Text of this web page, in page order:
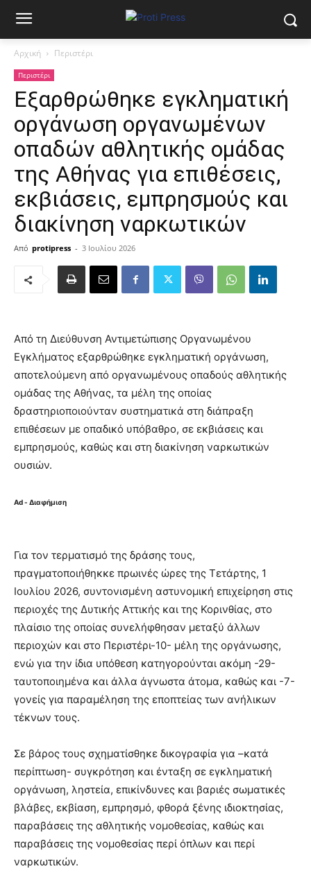
Αρχική Περιστέρι
Περιστέρι
Εξαρθρώθηκε εγκληματική
οργάνωση οργανωμένων
οπαδών αθλητικής ομάδας
της Αθήνας για επιθέσεις,
εκβιάσεις, εμπρησμούς και
διακίνηση ναρκωτικών
Από protipress - 3 Ιουλίου 2026
Από τη Διεύθυνση Αντιμετώπισης Οργανωμένου
Εγκλήματος εξαρθρώθηκε εγκληματική οργάνωση,
αποτελούμενη από οργανωμένους οπαδούς αθλητικής
ομάδας της Αθήνας, τα μέλη της οποίας
δραστηριοποιούνταν συστηματικά στη διάπραξη
επιθέσεων με οπαδικό υπόβαθρο, σε εκβιάσεις και
εμπρησμούς, καθώς και στη διακίνηση ναρκωτικών
ουσιών.
Ad - Διαφήμιση
Για τον τερματισμό της δράσης τους,
πραγματοποιήθηκκε πρωινές ώρες της Τετάρτης, 1
Ιουλίου 2026, συντονισμένη αστυνομική επιχείρηση στις
περιοχές της Δυτικής Αττικής και της Κορινθίας, στο
πλαίσιο της οποίας συνελήφθησαν μεταξύ άλλων
περιοχών και στο Περιστέρι-10- μέλη της οργάνωσης,
ενώ για την ίδια υπόθεση κατηγορούνται ακόμη -29-
ταυτοποιημένα και άλλα άγνωστα άτομα, καθώς και -7-
γονείς για παραμέληση της εποπτείας των ανήλικων
τέκνων τους.
Σε βάρος τους σχηματίσθηκε δικογραφία για –κατά
περίπτωση- συγκρότηση και ένταξη σε εγκληματική
οργάνωση, ληστεία, επικίνδυνες και βαριές σωματικές
βλάβες, εκβίαση, εμπρησμό, φθορά ξένης ιδιοκτησίας,
παραβάσεις της αθλητικής νομοθεσίας, καθώς και
παραβάσεις της νομοθεσίας περί όπλων και περί
ναρκωτικών.